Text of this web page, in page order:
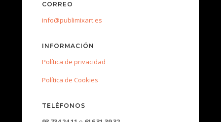
CORREO
info@publimixart.es
INFORMACIÓN
Política de privacidad
Política de Cookies
TELÉFONOS